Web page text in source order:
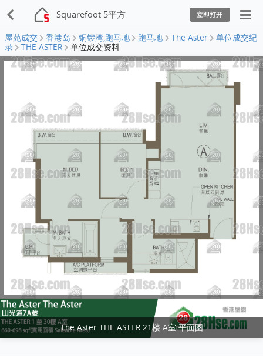
Squarefoot 5平方 立即打开
屋苑成交 香港岛 铜锣湾,跑马地 跑马地 The Aster
单位成交纪
录
THE ASTER 单位成交资料
The Aster THE ASTER 21楼 A室 平面图